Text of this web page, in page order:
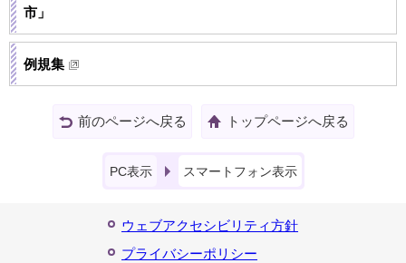
市」
例規集
前のページへ戻る トップページへ戻る
PC表示 スマートフォン表示
ウェブアクセシビリティ方針
プライバシーポリシー